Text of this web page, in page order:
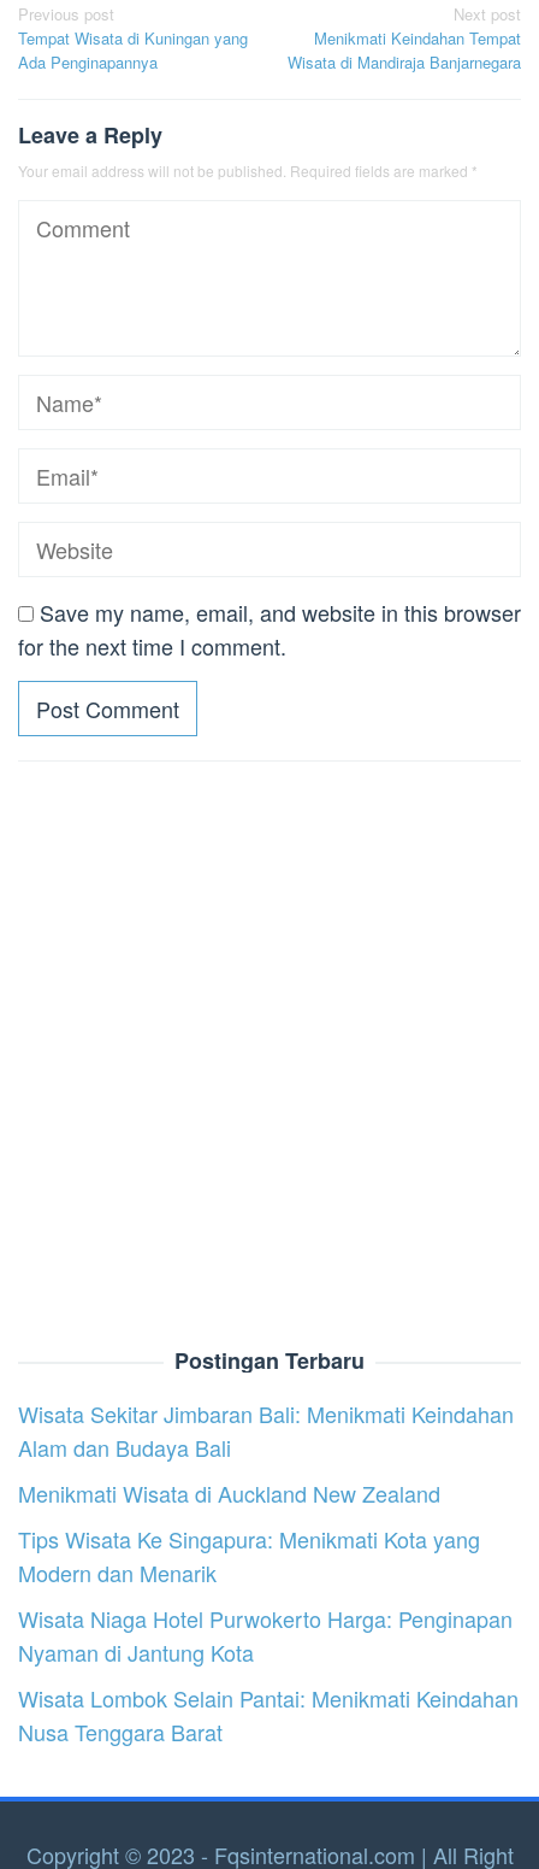
Post
navigation
Previous post
Tempat Wisata di Kuningan yang
Ada Penginapannya
Next post
Menikmati Keindahan Tempat
Wisata di Mandiraja Banjarnegara
Leave a Reply
Your email address will not be published. Required fields are marked *
Save my name, email, and website in this browser
for the next time I comment.
Postingan Terbaru
Wisata Sekitar Jimbaran Bali: Menikmati Keindahan
Alam dan Budaya Bali
Menikmati Wisata di Auckland New Zealand
Tips Wisata Ke Singapura: Menikmati Kota yang
Modern dan Menarik
Wisata Niaga Hotel Purwokerto Harga: Penginapan
Nyaman di Jantung Kota
Wisata Lombok Selain Pantai: Menikmati Keindahan
Nusa Tenggara Barat
Copyright © 2023 - Fqsinternational.com | All Right